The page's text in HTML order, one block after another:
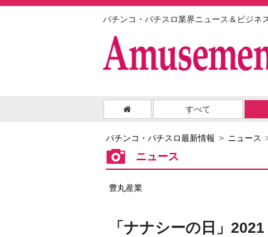
パチンコ・パチスロ業界ニュース＆ビジネ
すべて
パチンコ・パチスロ最新情報 ニュース
ニュース
豊丸産業
「ナナシーの日」